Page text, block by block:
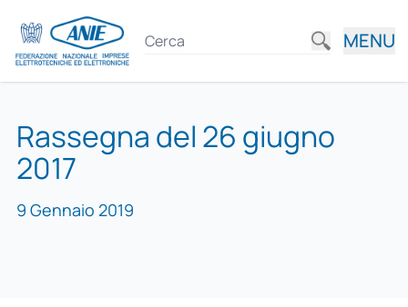
MENU
Rassegna del 26 giugno
2017
9 Gennaio 2019